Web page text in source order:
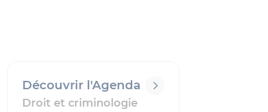
Découvrir l'Agenda
Droit et criminologie